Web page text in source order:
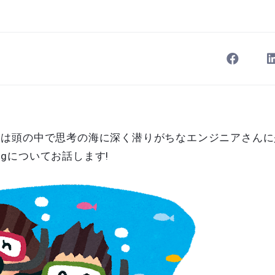
頭の中で思考の海に深く潜りがちなエンジニアさん
についてお話します!